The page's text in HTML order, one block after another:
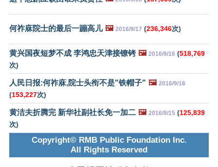
何祚庥院士的最后一蹦高儿 🖼️ 2016/9/17 (236,346次)
黄兴国夜短梦不成 李鸿忠天津接镣铐 🖼️ 2016/9/16 (518,769
次)
人民日报:何祚庥,院士头衔不是"铁帽子" 🖼️ 2016/9/16
(153,227次)
黄洁夫折腾完 新华社副社长免一加二 🖼️ 2016/9/15 (125,839
次)
Copyright© RMB Public Foundation Inc.
All Rights Reserved